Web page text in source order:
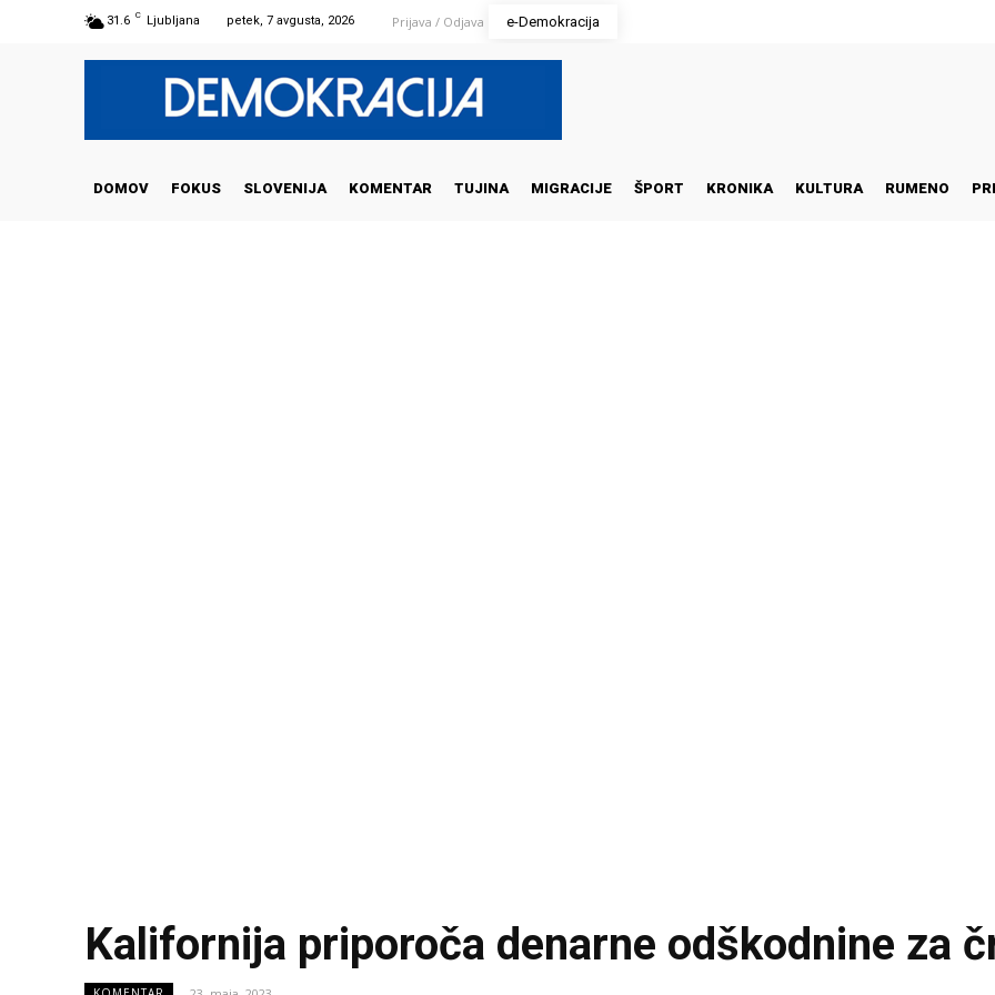
31.6 C Ljubljana petek, 7 avgusta, 2026 Prijava / Odjava e-Demokracija
DOMOV FOKUS SLOVENIJA KOMENTAR TUJINA MIGRACIJE ŠPORT KRONIKA KULTURA RUMENO
Kalifornija priporoča denarne odškodnine za